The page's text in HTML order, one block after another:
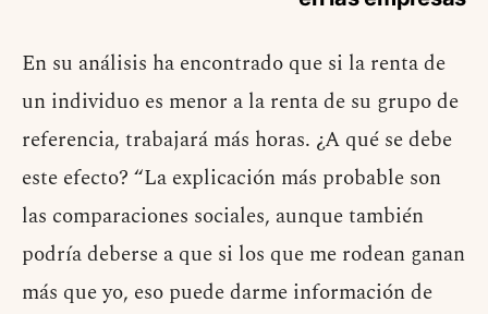
En su análisis ha encontrado que si la renta de
un individuo es menor a la renta de su grupo de
referencia, trabajará más horas. ¿A qué se debe
este efecto? “La explicación más probable son
las comparaciones sociales, aunque también
podría deberse a que si los que me rodean ganan
más que yo, eso puede darme información de